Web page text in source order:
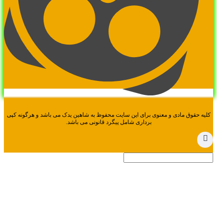
حقوق مادی و معنوی برای این سایت محفوظ به شاهین یدک می باشد و هرگونه کپی
برداری شامل پیگرد قانونی می باشد.